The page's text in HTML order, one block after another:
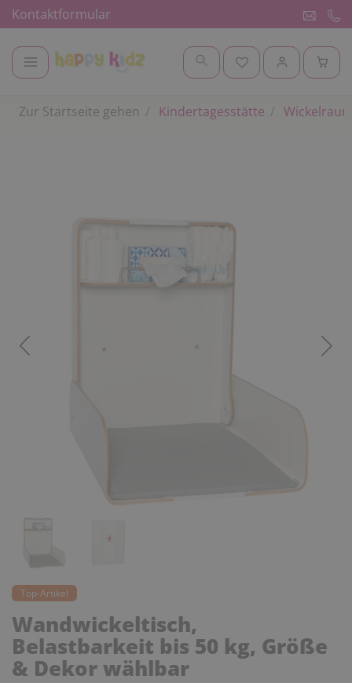
Kontaktformular
Zur Startseite gehen Kindertagesstätte
Top-Artikel
Wandwickeltisch,
Belastbarkeit bis 50 kg, Größe
& Dekor wählbar